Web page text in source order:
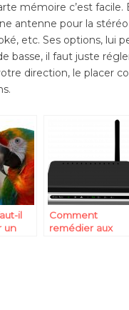
mémoire c’est facile.
antenne pour la
etc. Ses options, lui
basse, il faut juste
direction, le placer
il
un
Comment
remédier aux